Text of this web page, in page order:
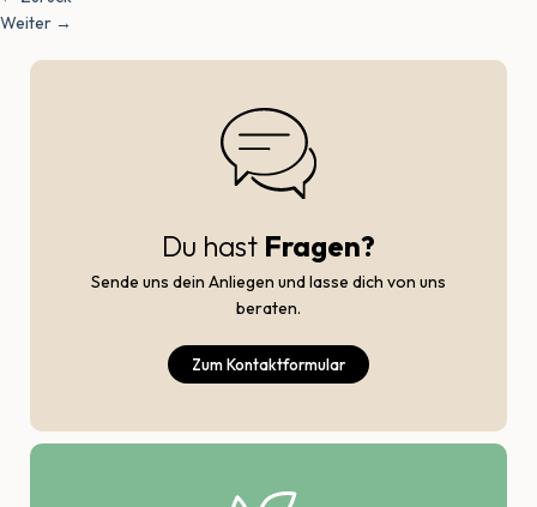
Weiter →
Du hast Fragen?
Sende uns dein Anliegen und lasse dich von uns
beraten.
Zum Kontaktformular